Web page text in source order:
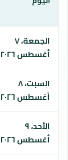
الجمعة، ٧
أغسطس ٢٠٢٦
السبت، ٨
أغسطس ٢٠٢٦
الأحد، ٩
أغسطس ٢٠٢٦